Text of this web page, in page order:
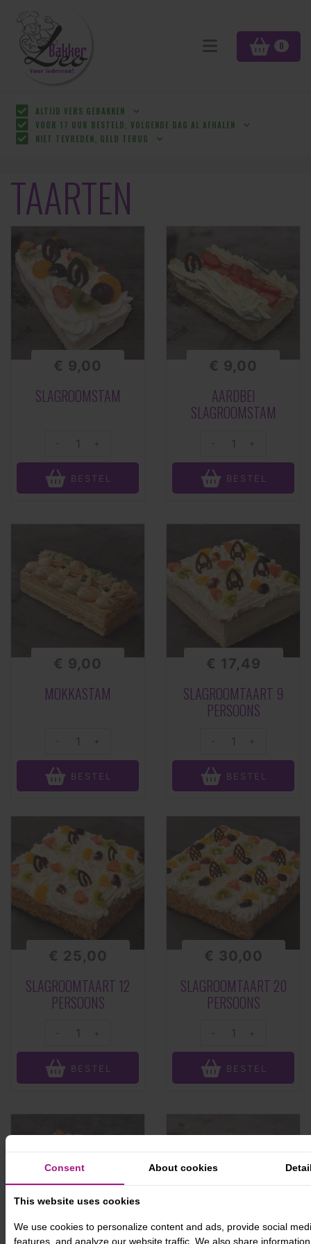
0
ALTIJD VERS GEBAKKEN
VOOR 17 UUR BESTELD, VOLGENDE DAG AL AFHALEN
NIET TEVREDEN, GELD TERUG
TAARTEN
SLAGROOMSTAM
€ 9,00
+
BESTEL
AARDBEI
SLAGROOMSTAM
€ 9,00
+
BESTEL
MOKKASTAM
€ 9,00
+
BESTEL
SLAGROOMTAART 9
PERSOONS
€ 17,49
+
BESTEL
SLAGROOMTAART 12
PERSOONS
€ 25,00
+
BESTEL
SLAGROOMTAART 20
PERSOONS
€ 30,00
+
BESTEL
Consent About cookies
This website uses cookies
We use cookies to personalize content and ads, provide social
features, and analyze our website traffic. We also share